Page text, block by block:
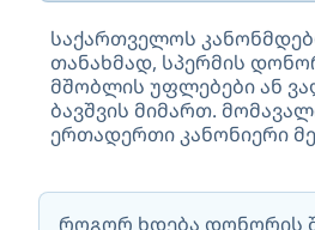
საქართველოს
თანახმად, სპერმის
მშობლის უფლებები ან
ბავშვის მიმართ.
ერთადერთი კანონიერი
როგორ ხდება დონორის